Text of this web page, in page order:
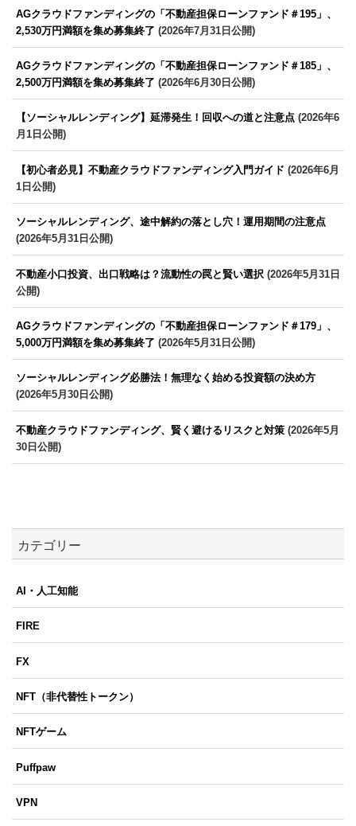
AGクラウドファンディングの「不動産担保ローンファンド＃195」、
2,530万円満額を集め募集終了 (2026年7月31日公開)
AGクラウドファンディングの「不動産担保ローンファンド＃185」、
2,500万円満額を集め募集終了 (2026年6月30日公開)
【ソーシャルレンディング】延滞発生！回収への道と注意点 (2026年6
月1日公開)
【初心者必見】不動産クラウドファンディング入門ガイド (2026年6月
1日公開)
ソーシャルレンディング、途中解約の落とし穴！運用期間の注意点
(2026年5月31日公開)
不動産小口投資、出口戦略は？流動性の罠と賢い選択 (2026年5月31日
公開)
AGクラウドファンディングの「不動産担保ローンファンド＃179」、
5,000万円満額を集め募集終了 (2026年5月31日公開)
ソーシャルレンディング必勝法！無理なく始める投資額の決め方
(2026年5月30日公開)
不動産クラウドファンディング、賢く避けるリスクと対策 (2026年5月
30日公開)
カテゴリー
AI・人工知能
FIRE
FX
NFT（非代替性トークン）
NFTゲーム
Puffpaw
VPN